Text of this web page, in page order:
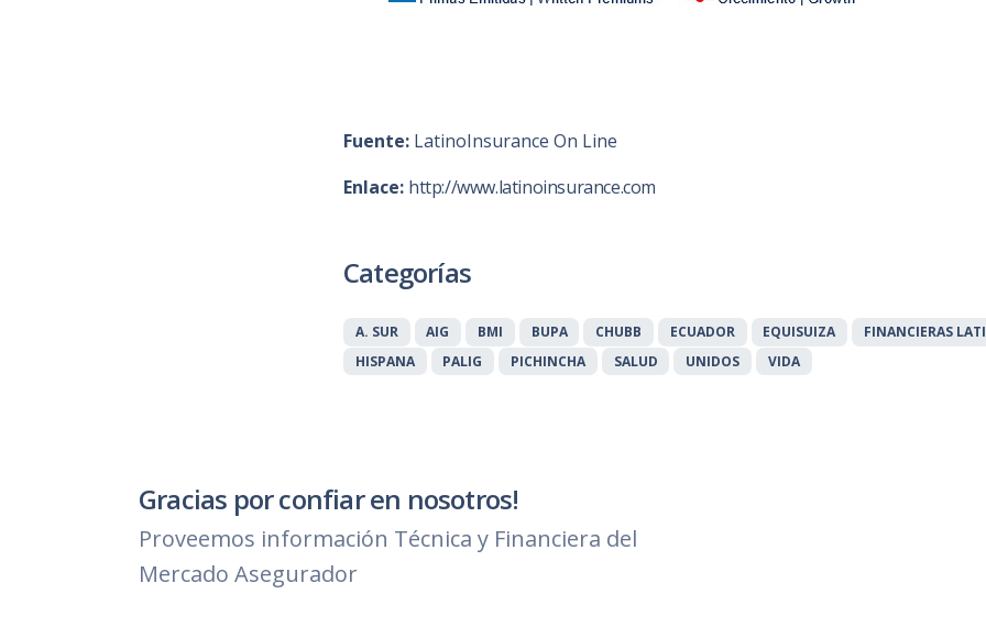
Fuente: LatinoInsurance On Line
Enlace: http://www.latinoinsurance.com
Categorías
A. SUR AIG BMI BUPA CHUBB ECUADOR EQUISUIZA
FINANCIERAS
HISPANA
PALIG PICHINCHA SALUD UNIDOS VIDA
Gracias por confiar en nosotros!
Proveemos información Técnica y Financiera del
Mercado Asegurador